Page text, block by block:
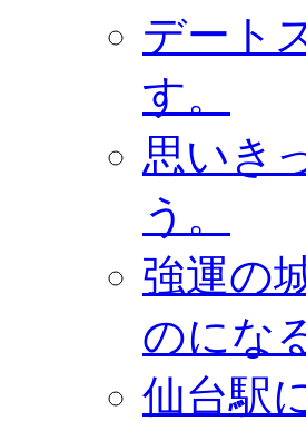
デート
す。
思いき
う。
強運の
のにな
仙台駅